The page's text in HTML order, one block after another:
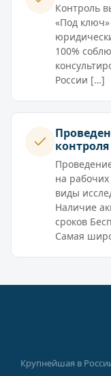
Контроль
«Под
100%
России […]
на
виды
Наличие
сроков
Самая
Крупнейшая в